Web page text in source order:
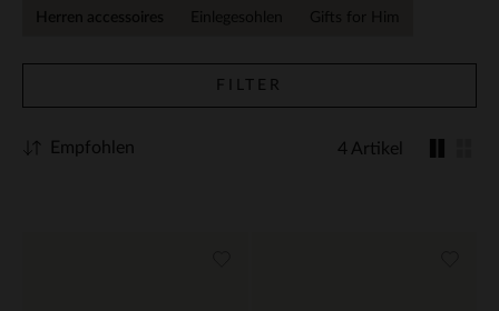
Herren accessoires Einlegesohlen Gifts for Him
FILTER
4 Artikel
Empfohlen